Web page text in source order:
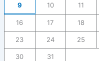
9 10 11
16 17 18
23 24 25
30 31